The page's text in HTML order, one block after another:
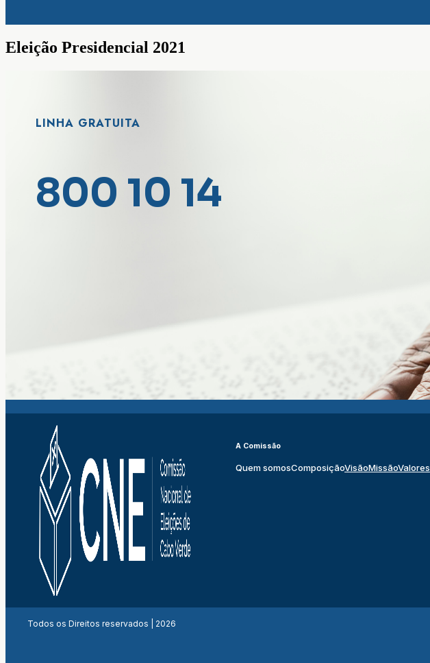
Eleição Presidencial 2021
LINHA GRATUITA
800 10 14
A Comissão
Quem somosComposiçãoVisãoMissãoValores
Todos os Direitos reservados | 2026